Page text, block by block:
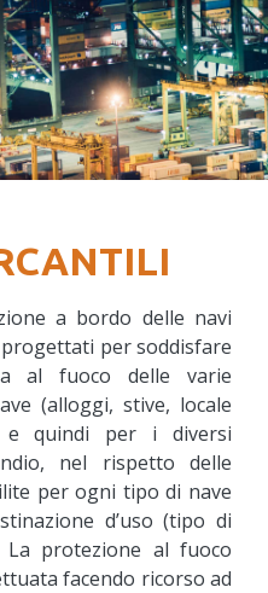
a bordo delle navi
per soddisfare
al fuoco delle varie
(alloggi, stive, locale
e quindi per i diversi
nel rispetto delle
per ogni tipo di nave
d’uso (tipo di
La protezione al fuoco
facendo ricorso ad